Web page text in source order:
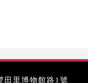
田里博物館路1號